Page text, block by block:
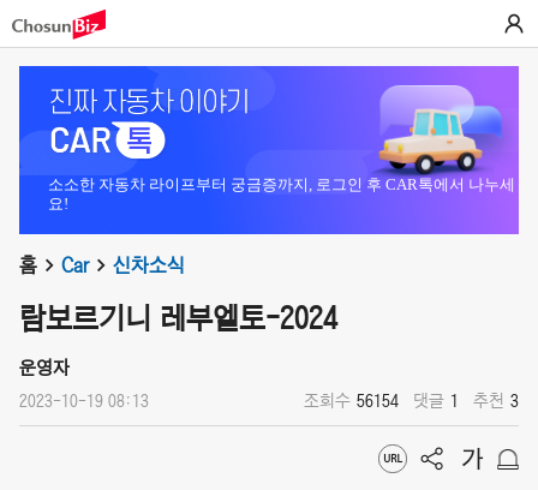
소소한 자동차 라이프부터 궁금증까지, 로그인 후 CAR톡에서 나누세
요!
홈 Car 신차소식
람보르기니 레부엘토-2024
운영자
2023-10-19 08:13 조회수 56154 댓글 1 추천 3